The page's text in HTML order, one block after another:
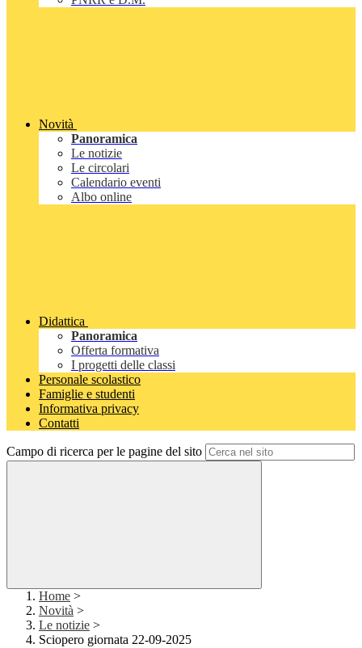
Novità
Panoramica
Le notizie
Le circolari
Calendario eventi
Albo online
Didattica
Panoramica
Offerta formativa
I progetti delle classi
Personale scolastico
Famiglie e studenti
Informativa privacy
Contatti
Campo di ricerca per le pagine del sito
Home >
Novità >
Le notizie >
Sciopero giornata 22-09-2025